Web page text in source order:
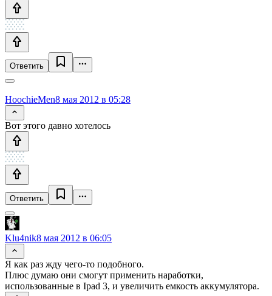
Ответить
HoochieMen8 мая 2012 в 05:28
Вот этого давно хотелось
Ответить
Klu4nik8 мая 2012 в 06:05
Я как раз жду чего-то подобного.
Плюс думаю они смогут применить наработки,
использованные в Ipad 3, и увеличить емкость аккумулятора.